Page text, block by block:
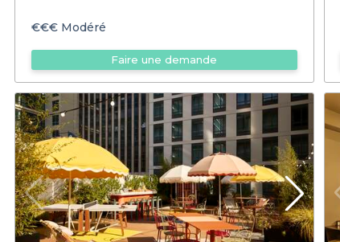
€€€ Modéré
Faire une demande